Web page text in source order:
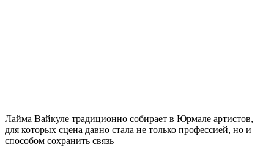
Лайма Вайкуле традиционно собирает в Юрмале артистов,
для которых сцена давно стала не только профессией, но и
способом сохранить связь